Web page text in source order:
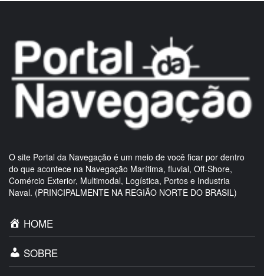
O site Portal da Navegação é um meio de você ficar por dentro
do que acontece na Navegação Marítima, fluvial, Off-Shore,
Comércio Exterior, Multimodal, Logística, Portos e Industria
Naval. (PRINCIPALMENTE NA REGIÃO NORTE DO BRASIL)
HOME
SOBRE